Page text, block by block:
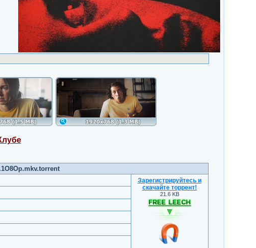
Зарегистрируйтесь и
скачайте торрент!
21.6 KB